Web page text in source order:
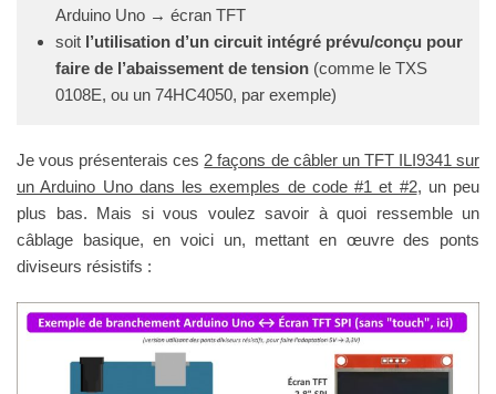
Arduino Uno → écran TFT
soit l’utilisation d’un circuit intégré prévu/conçu pour
faire de l’abaissement de tension (comme le TXS
0108E, ou un 74HC4050, par exemple)
Je vous présenterais ces 2 façons de câbler un TFT ILI9341 sur
un Arduino Uno dans les exemples de code #1 et #2, un peu
plus bas. Mais si vous voulez savoir à quoi ressemble un
câblage basique, en voici un, mettant en œuvre des ponts
diviseurs résistifs :